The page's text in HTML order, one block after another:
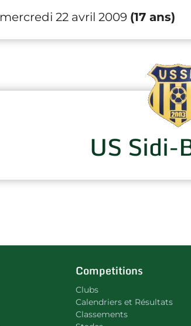
mercredi 22 avril 2009 (17 ans)
US
Competitions
Clubs
Calendriers et Résultats
Classements